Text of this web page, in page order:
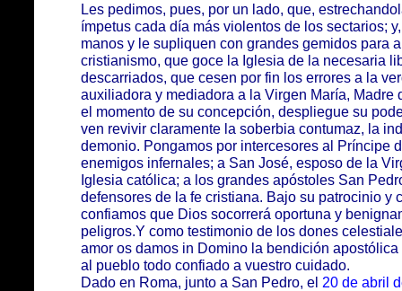
Les pedimos, pues, por un lado, que,
ímpetus cada día más violentos de los sectarios;
manos y le supliquen con grandes gemidos para
cristianismo, que goce la Iglesia de la necesaria
descarriados, que cesen por fin los errores a la
auxiliadora y mediadora a la Virgen María,
el momento de su concepción, despliegue su
ven revivir claramente la soberbia contumaz, la
demonio. Pongamos por intercesores al Príncipe
enemigos infernales; a San José, esposo de la
Iglesia católica; a los grandes apóstoles San
defensores de la fe cristiana. Bajo su patrocinio y
confiamos que Dios socorrerá oportuna y
peligros.Y como testimonio de los dones
amor os damos in Domino la bendición
al pueblo todo confiado a vuestro cuidado.
Dado en Roma, junto a San Pedro, el 20 de abril